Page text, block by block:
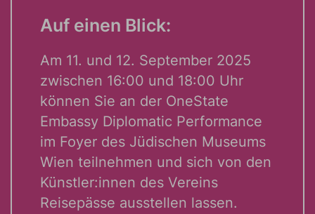
Auf einen Blick:
Am 11. und 12. September 2025
zwischen 16:00 und 18:00 Uhr
können Sie an der OneState
Embassy Diplomatic Performance
im Foyer des Jüdischen Museums
Wien teilnehmen und sich von den
Künstler:innen des Vereins
Reisepässe ausstellen lassen.